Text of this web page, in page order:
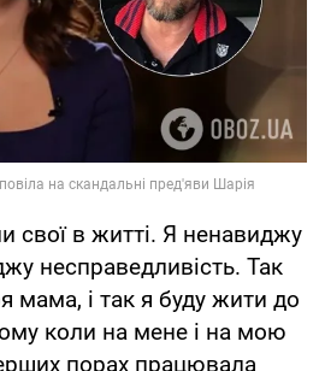
свої в житті. Я ненавиджу
несправедливість. Так
мама, і так я буду жити до
коли на мене і на мою
порах працювала